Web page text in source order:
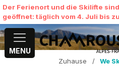
Der Ferienort und die Skilifte
geöffnet: täglich vom 4. Juli bis
MENU
Zuhause / We